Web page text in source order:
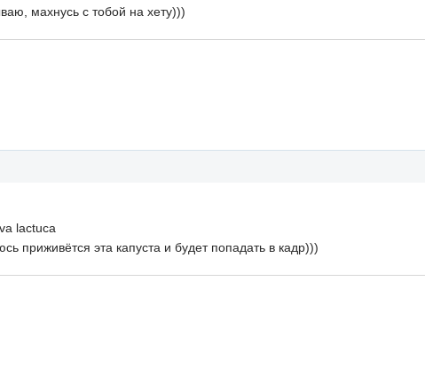
махнусь с тобой на хету)))
lactuca
приживётся эта капуста и будет попадать в кадр)))